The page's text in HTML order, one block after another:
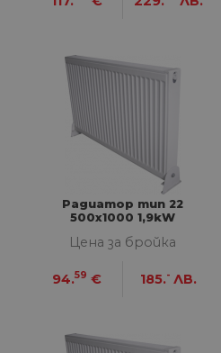
Радиатор тип 22
500х1000 1,9kW
Цена за бройка
94.59 € 185.- ЛВ.